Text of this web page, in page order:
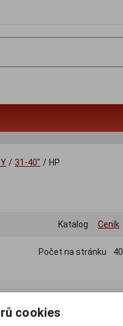
/ 31-40" / HP
Katalog Ceník
Počet na stránku 40
cookies